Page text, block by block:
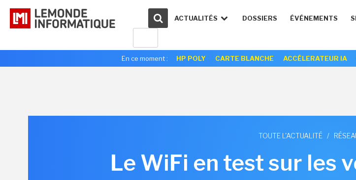
ACTUALITÉS DOSSIERS ÉVÉNEMENTS
En ce moment : HP POLY CARTE BLANCHE ACCÉLERATEUR IA
TOUTE L'ACTUALITÉ /
Le WiFi en test sur les